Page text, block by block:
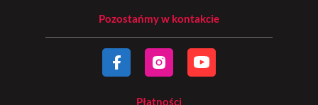
Pozostańmy w kontakcie
Płatności